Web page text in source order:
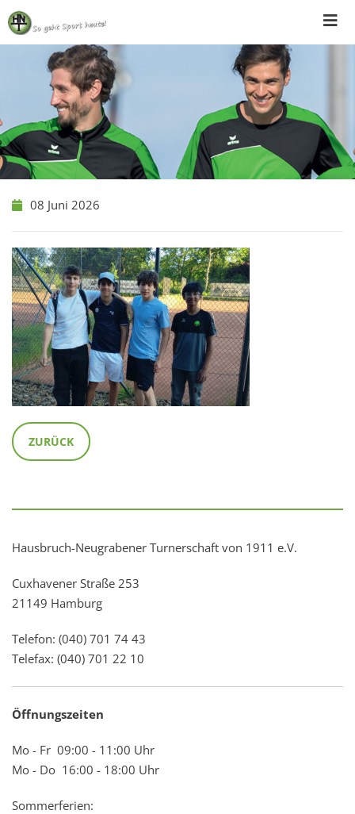
Skip
to
content
08 Juni 2026
ZURÜCK
Hausbruch-Neugrabener Turnerschaft von 1911 e.V.
Cuxhavener Straße 253
21149 Hamburg
Telefon: (040) 701 74 43
Telefax: (040) 701 22 10
Öffnungszeiten
Mo - Fr 09:00 - 11:00 Uhr
Mo - Do 16:00 - 18:00 Uhr
Sommerferien: